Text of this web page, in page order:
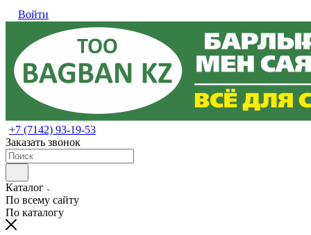
Войти
+7 (7142) 93-19-53
Заказать звонок
Каталог
По всему сайту
По каталогу